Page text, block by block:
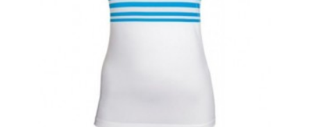
en el mundo del pádel y que losmejores jugadores y
del mundo confíen en ella,nos aporta seguridad y